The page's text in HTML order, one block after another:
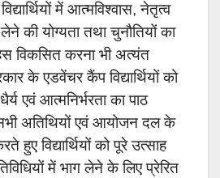
में आत्मविश्वास, नेतृत्व
लेने की योग्यता तथा चुनौतियों का
विकसित करना भी अत्यंत
के एडवेंचर कैंप विद्यार्थियों को
एवं आत्मनिर्भरता का पाठ
अतिथियों एवं आयोजन दल के
हुए विद्यार्थियों को पूरे उत्साह
में भाग लेने के लिए प्रेरित